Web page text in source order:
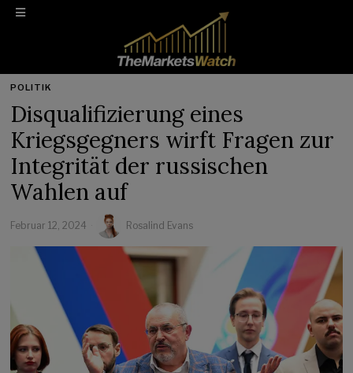
POLITIK
Disqualifizierung eines
Kriegsgegners wirft Fragen zur
Integrität der russischen
Wahlen auf
Februar 12, 2024 Rosalind Evans